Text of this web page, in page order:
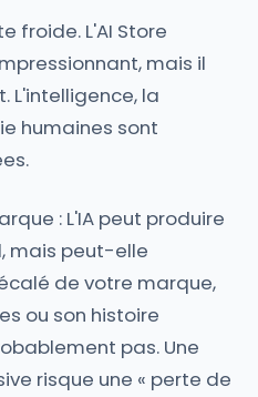
froide. L'AI Store
mais il
L'intelligence, la
humaines sont
: L'IA peut produire
mais peut-elle
de votre marque,
ou son histoire
pas. Une
risque une « perte de